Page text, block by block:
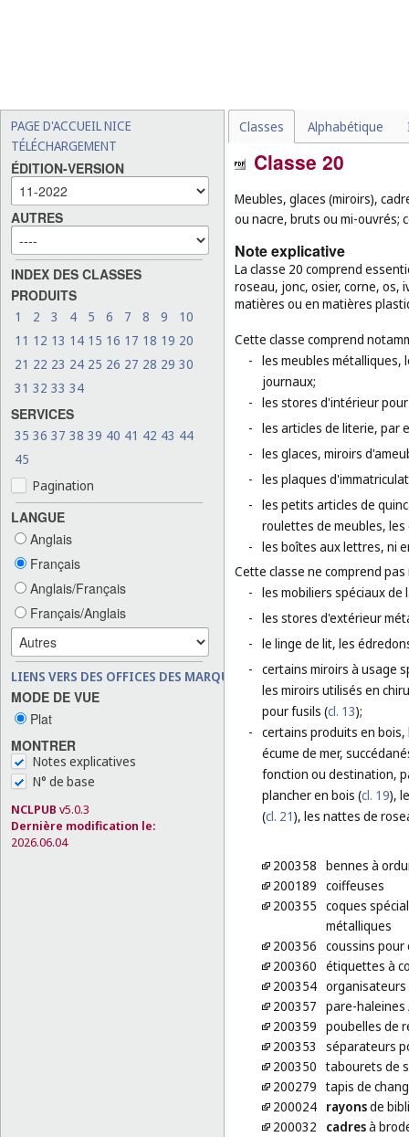
PAGE D'ACCUEIL NICE
TÉLÉCHARGEMENT
ÉDITION-VERSION
AUTRES
INDEX DES CLASSES
PRODUITS
1 2 3 4 5 6 7 8 9
10
11 12 13 14 15 16 17 18 19 20
21 22 23 24 25 26 27 28 29 30
31 32 33 34
SERVICES
35 36 37 38 39 40 41 42 43 44
45
Pagination
LANGUE
Anglais
Français
Anglais/Français
Français/Anglais
LIENS VERS DES OFFICES DES MARQUES
MODE DE VUE
Plat
MONTRER
Notes explicatives
N° de base
NCLPUB v5.0.3
Dernière modification le:
2026.06.04
Classes Alphabétique
Classe 20
Meubles, glaces (miroirs),
ou nacre, bruts ou mi-ouvrés;
Note explicative
La classe 20 comprend
roseau, jonc, osier, corne, os,
matières ou en matières
Cette classe comprend
- les meubles métalliques,
journaux;
- les stores d'intérieur
- les articles de literie, par
- les glaces, miroirs
- les plaques
- les petits articles de
roulettes de meubles,
- les boîtes aux lettres, ni
Cette classe ne comprend
- les mobiliers spéciaux de
- les stores d'extérieur
- le linge de lit, les
- certains miroirs à usage
les miroirs utilisés en
pour fusils (cl. 13);
- certains produits en bois,
écume de mer,
fonction ou destination,
plancher en bois (cl. 19),
(cl. 21), les nattes de
200358 bennes à
200189 coiffeuses
200355 coques
métalliques
200356 coussins pour
200360 étiquettes à
200354 organisateurs
200357 pare-haleines
200359 poubelles de
200353
séparateurs
200350 tabourets de
200279 tapis de
200024 rayonsde
200032
cadresà